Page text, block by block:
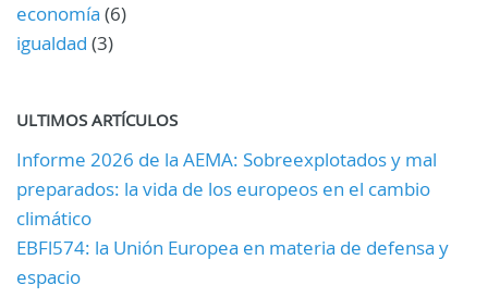
economía (6)
igualdad (3)
ULTIMOS ARTÍCULOS
Informe 2026 de la AEMA: Sobreexplotados y mal
preparados: la vida de los europeos en el cambio
climático
EBFl574: la Unión Europea en materia de defensa y
espacio